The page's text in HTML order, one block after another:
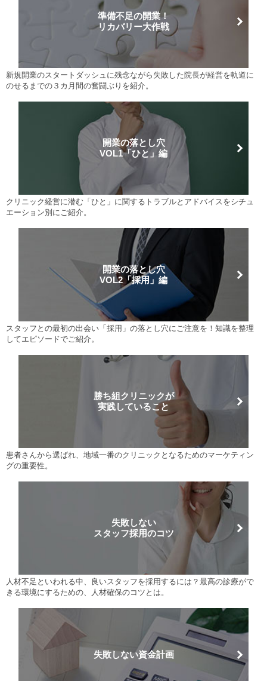
準備不足の開業！
リカバリー大作戦
新規開業のスタートダッシュに残念ながら失敗した院長が経営を軌道に
のせるまでの３カ月間の奮闘ぶりを紹介。
開業の落とし穴
VOL1「ひと」編
クリニック経営に潜む「ひと」に関するトラブルとアドバイスをシチュ
エーション別にご紹介。
開業の落とし穴
VOL2「採用」編
スタッフとの最初の出会い「採用」の落とし穴にご注意を！知識を整理
してエピソードでご紹介。
勝ち組クリニックが
実践していること
患者さんから選ばれ、地域一番のクリニックとなるためのマーケティン
グの重要性。
失敗しない
スタッフ採用のコツ
人材不足といわれる中、良いスタッフを採用するには？最高の診療がで
きる環境にするための、人材確保のコツとは。
失敗しない資金計画